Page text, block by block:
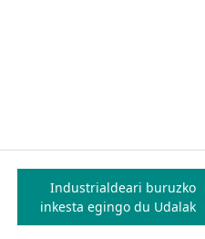
Industrialdeari buruzko
inkesta egingo du Udalak